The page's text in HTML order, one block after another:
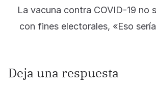
La vacuna contra COVID-19 no
con fines electorales, «Eso
Deja una respuesta